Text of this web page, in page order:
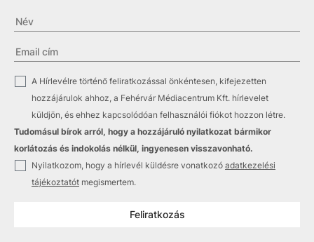
A Hírlevélre történő feliratkozással önkéntesen, kifejezetten
hozzájárulok ahhoz, a Fehérvár Médiacentrum Kft. hírlevelet
küldjön, és ehhez kapcsolódóan felhasználói fiókot hozzon létre.
Tudomásul bírok arról, hogy a hozzájáruló nyilatkozat bármikor
korlátozás és indokolás nélkül, ingyenesen visszavonható.
Nyilatkozom, hogy a hírlevél küldésre vonatkozó adatkezelési
tájékoztatót megismertem.
Feliratkozás